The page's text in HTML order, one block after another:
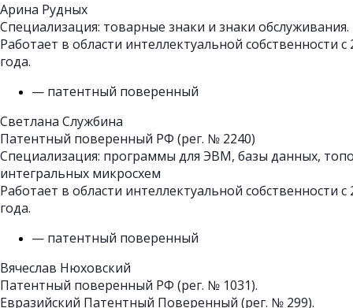
Арина Рудных
Специализация: товарные знаки и знаки обслуживания.
Работает в области интеллектуальной собственности с
года.
— патентный поверенный
Светлана Службина
Патентный поверенный РФ (рег. № 2240)
Специализация: программы для ЭВМ, базы данных,
интегральных микросхем
Работает в области интеллектуальной собственности с
года.
— патентный поверенный
Вячеслав Нюховский
Патентный поверенный РФ (рег. № 1031).
Евразийский Патентный Поверенный (рег. № 299).